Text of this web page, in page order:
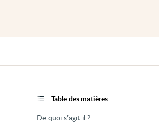
Table des matières
De quoi s’agit-il ?